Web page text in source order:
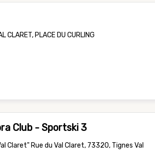
CLARET, PLACE DU CURLING
Club - Sportski 3
Claret" Rue du Val Claret, 73320, Tignes Val